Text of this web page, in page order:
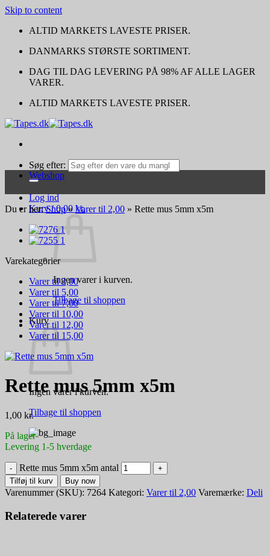
Skip to content
ALTID MARKETS LAVESTE PRISER.
DANMARKS STØRSTE SORTIMENT.
DAG TIL DAG LEVERING PÅ 98% AF ALLE LAGER
VARER.
ALTID MARKETS LAVESTE PRISER.
Søg efter:
Log ind
Kurv /0,00 kr.
Ingen varer i kurven.
Tilbage til shoppen
Kurv
Ingen varer i kurven.
Tilbage til shoppen
Webshop
Du er her: Shop» Varer til 2,00 » Rette mus 5mm x5m
Varekategorier
Varer til 2,00
Varer til 5,00
Varer til 7,00
Varer til 10,00
Varer til 12,00
Varer til 15,00
Rette mus 5mm x5m
1,00 kr.
På lager
Levering 1-5 hverdage
Rette mus 5mm x5m antal
Tilføj til kurv Buy now
Varenummer (SKU): 7264 Kategori: Varer til 2,00 Varemærke: Deli
Relaterede varer